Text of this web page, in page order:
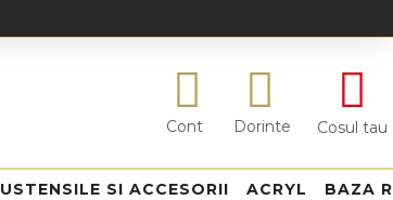
Cont Dorinte Cosul tau
USTENSILE SI ACCESORII ACRYL BAZA